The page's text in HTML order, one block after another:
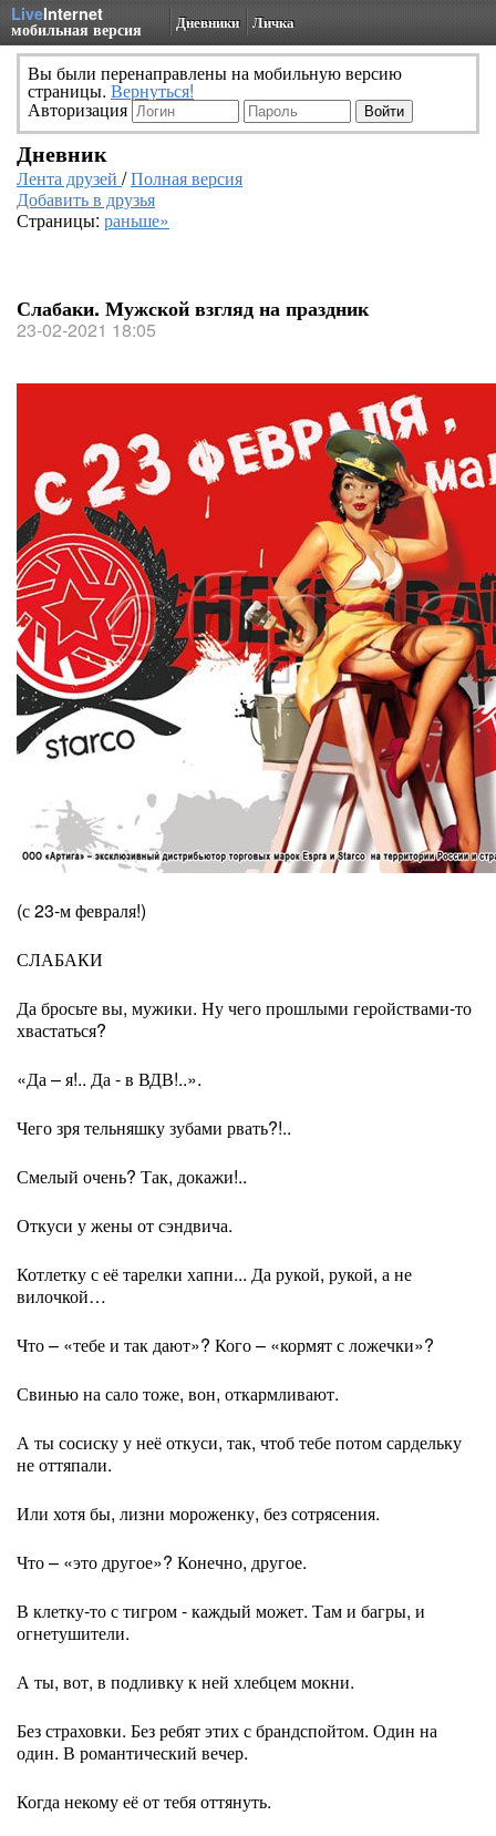
LiveInternet
мобильная версия Дневники Личка
Вы были перенаправлены на мобильную версию
страницы. Вернуться!
Авторизация
Дневник
Лента друзей /Полная версия
Добавить в друзья
Страницы: раньше»
Слабаки. Мужской взгляд на праздник
23-02-2021 18:05
(с 23-м февраля!)
СЛАБАКИ
Да бросьте вы, мужики. Ну чего прошлыми геройствами-то
хвастаться?
«Да – я!.. Да - в ВДВ!..».
Чего зря тельняшку зубами рвать?!..
Смелый очень? Так, докажи!..
Откуси у жены от сэндвича.
Котлетку с её тарелки хапни... Да рукой, рукой, а не
вилочкой…
Что – «тебе и так дают»? Кого – «кормят с ложечки»?
Свинью на сало тоже, вон, откармливают.
А ты сосиску у неё откуси, так, чтоб тебе потом сардельку
не оттяпали.
Или хотя бы, лизни мороженку, без сотрясения.
Что – «это другое»? Конечно, другое.
В клетку-то с тигром - каждый может. Там и багры, и
огнетушители.
А ты, вот, в подливку к ней хлебцем мокни.
Без страховки. Без ребят этих с брандспойтом. Один на
один. В романтический вечер.
Когда некому её от тебя оттянуть.